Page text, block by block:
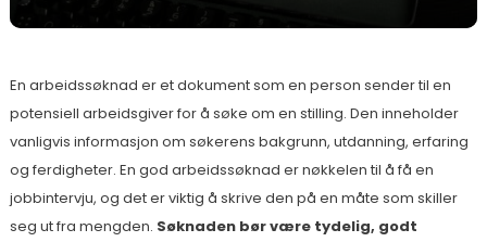
En arbeidssøknad er et dokument som en person sender til en
potensiell arbeidsgiver for å søke om en stilling. Den inneholder
vanligvis informasjon om søkerens bakgrunn, utdanning, erfaring
og ferdigheter. En god arbeidssøknad er nøkkelen til å få en
jobbintervju, og det er viktig å skrive den på en måte som skiller
seg ut fra mengden. Søknaden bør være tydelig, godt